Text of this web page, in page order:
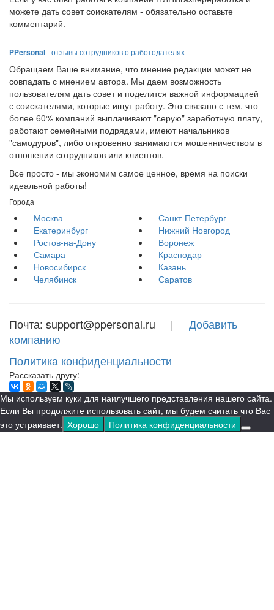
можете дать совет соискателям - обязательно оставьте
комментарий.
PPersonal- отзывы сотрудников о работодателях
Обращаем Ваше внимание, что мнение редакции может не
совпадать с мнением автора. Мы даем возможность
пользователям дать совет и поделится важной информацией
с соискателями, которые ищут работу. Это связано с тем, что
более 60% компаний выплачивают "серую" заработную плату,
работают семейными подрядами, имеют начальников
"самодуров", либо откровенно занимаются мошенничеством в
отношении сотрудников или клиентов.
Все просто - мы экономим самое ценное, время на поиски
идеальной работы!
Города
Москва
Санкт-Петербург
Екатеринбург
Нижний Новгород
Ростов-на-Дону
Воронеж
Самара
Краснодар
Новосибирск
Казань
Челябинск
Саратов
Почта: support@ppersonal.ru | Добавить
компанию
Политика конфиденциальности
Рассказать другу:
Мы используем куки для наилучшего представления нашего сайта.
Если Вы продолжите использовать сайт, мы будем считать что Вас
это устраивает. Хорошо Политика конфиденциальности